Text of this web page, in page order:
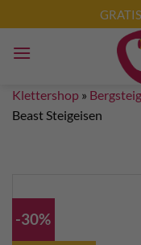
Inhalt
springen
Klettershop »
Beast Steigeisen
-30%